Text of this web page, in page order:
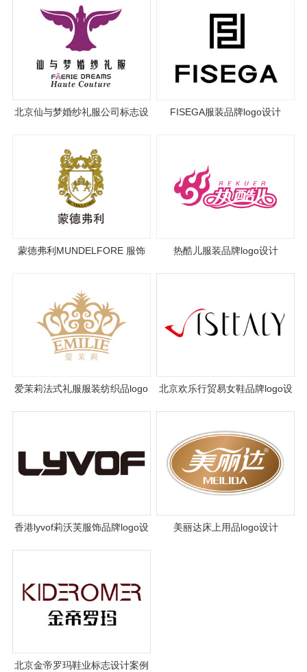
北京仙与梦婚纱礼服公司标志设
FISEGA服装品牌logo设计
蒙德弗利MUNDELFORE 服饰
热酷儿服装品牌logo设计
爱茉莉法式礼服服装纺织品logo
北京欢乐行贸易女鞋品牌logo设
香港lyvof莉沃芙服饰品牌logo设
美丽达床上用品logo设计
北京金帝罗玛鞋业标志设计案例